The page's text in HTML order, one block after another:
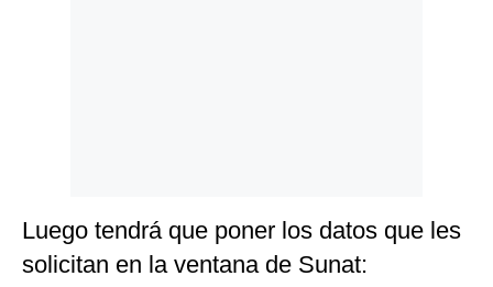
Luego tendrá que poner los datos que les
solicitan en la ventana de Sunat: